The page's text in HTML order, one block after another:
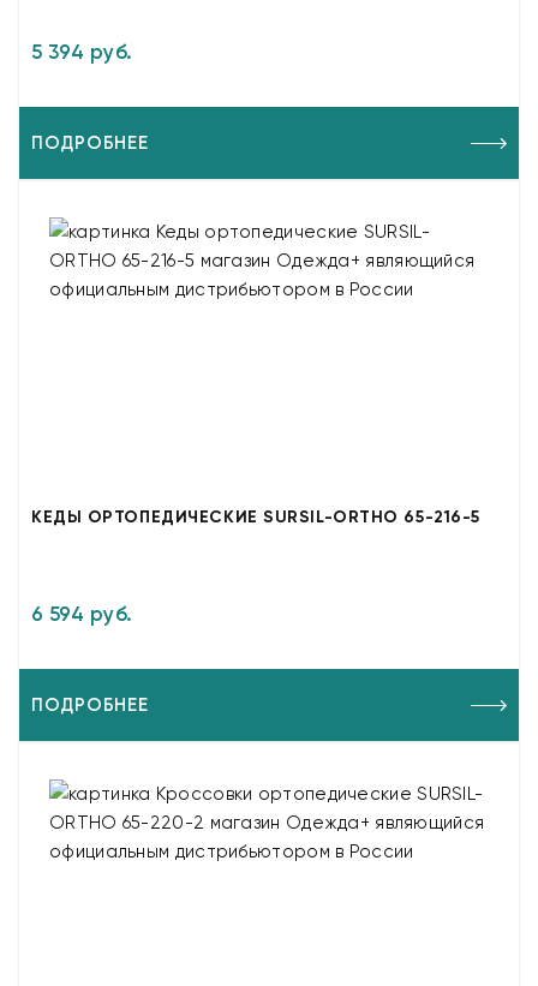
5 394 руб.
ПОДРОБНЕЕ
КЕДЫ ОРТОПЕДИЧЕСКИЕ SURSIL-ORTHO 65-216-5
6 594 руб.
ПОДРОБНЕЕ